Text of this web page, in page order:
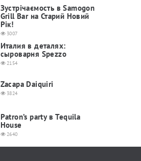
Зустрічаємость в Samogon
Grill Bar на Старий Новий
Рік!
3007
Италия в деталях:
сыроварня Spezzo
2154
Zacapa Daiquiri
3824
Patron’s party в Tequila
House
2640